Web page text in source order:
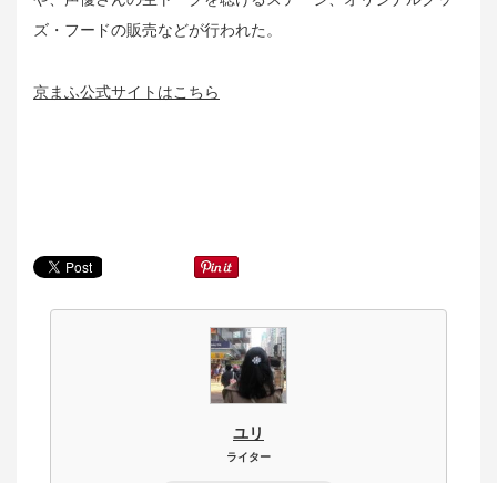
ズ・フードの販売などが行われた。
京まふ公式サイトはこちら
ユリ
ライター